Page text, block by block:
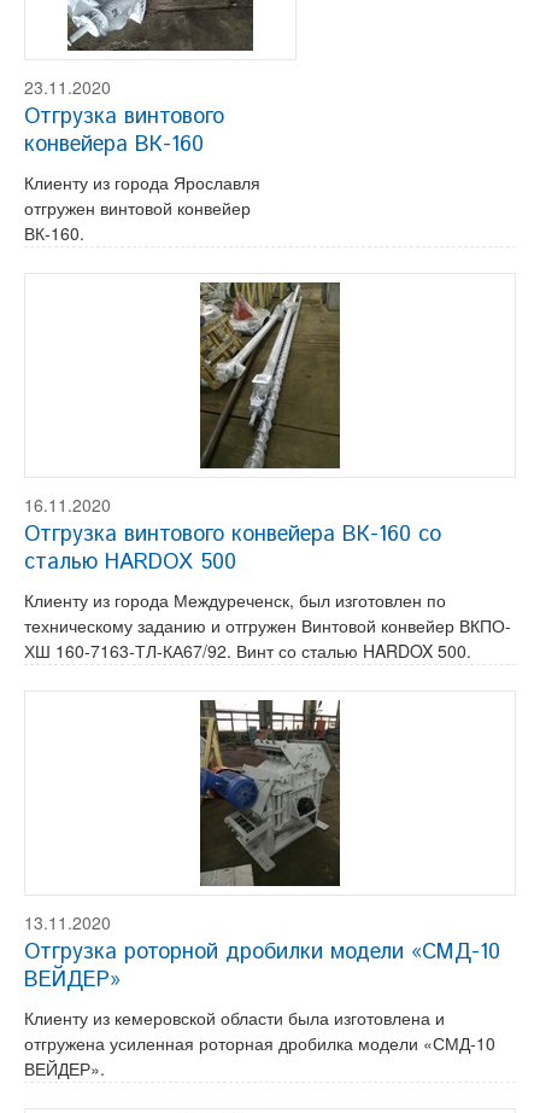
23.11.2020
Отгрузка винтового
конвейера ВК-160
Клиенту из города Ярославля
отгружен винтовой конвейер
ВК-160.
16.11.2020
Отгрузка винтового конвейера ВК-160 со
сталью HARDOX 500
Клиенту из города Междуреченск, был изготовлен по
техническому заданию и отгружен Винтовой конвейер ВКПО-
ХШ 160-7163-ТЛ-КА67/92. Винт со сталью HARDOX 500.
13.11.2020
Отгрузка роторной дробилки модели «СМД-10
ВЕЙДЕР»
Клиенту из кемеровской области была изготовлена и
отгружена усиленная роторная дробилка модели «СМД-10
ВЕЙДЕР».